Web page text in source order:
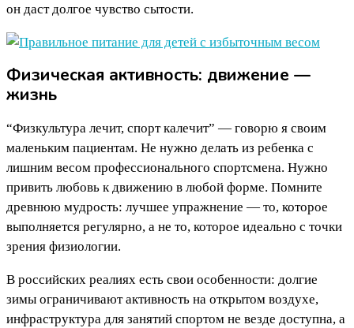
он даст долгое чувство сытости.
Физическая активность: движение —
жизнь
“Физкультура лечит, спорт калечит” — говорю я своим
маленьким пациентам. Не нужно делать из ребенка с
лишним весом профессионального спортсмена. Нужно
привить любовь к движению в любой форме. Помните
древнюю мудрость: лучшее упражнение — то, которое
выполняется регулярно, а не то, которое идеально с точки
зрения физиологии.
В российских реалиях есть свои особенности: долгие
зимы ограничивают активность на открытом воздухе,
инфраструктура для занятий спортом не везде доступна, а